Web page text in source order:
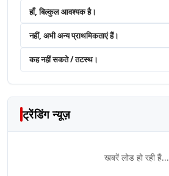
हाँ, बिल्कुल आवश्यक है।
नहीं, अभी अन्य प्राथमिकताएं हैं।
कह नहीं सकते / तटस्थ।
ट्रेंडिंग न्यूज़
खबरें लोड हो रही हैं...